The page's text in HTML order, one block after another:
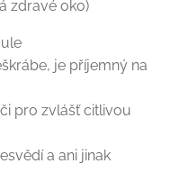
zdravé oko)
je příjemný na
pro zvlášť citlivou
a ani jinak